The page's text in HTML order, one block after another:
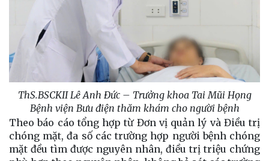
ThS.BSCKII Lê Anh Đức – Trưởng khoa Tai Mũi Họng
Bệnh viện Bưu điện thăm khám cho người bệnh
Theo báo cáo tổng hợp từ Đơn vị quản lý và Điều trị
chóng mặt, đa số các trường hợp người bệnh chóng
mặt đều tìm được nguyên nhân, điều trị triệu chứng